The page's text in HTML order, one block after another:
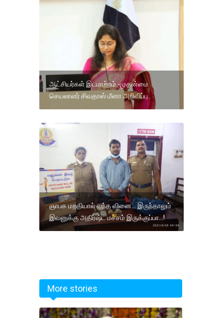
ஆட்சியர்கள் இடமாற்றம் -முதன்மை
செயலாளர் சிவதாஸ் மீனா அறிவிப்பு..
ஞாபக மறதியால் வந்த வினை... இருந்தாலும்
இவனுக்கு அதிர்ஷ்ட மச்சம் இருக்குப்பா...!
More stories